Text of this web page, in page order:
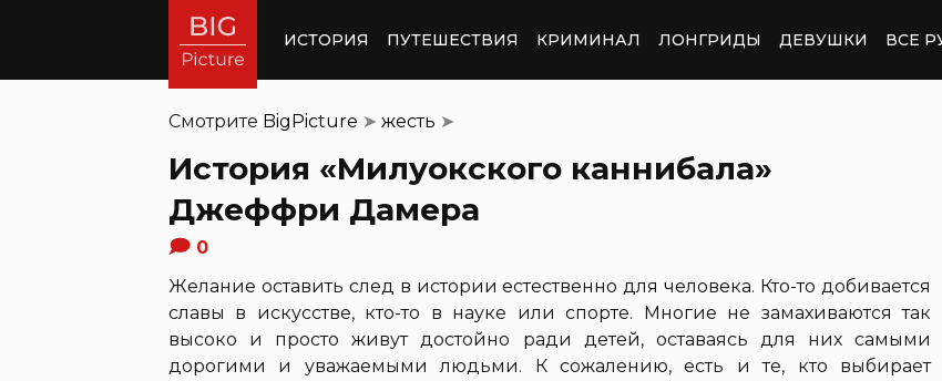
ИСТОРИЯ ПУТЕШЕСТВИЯ КРИМИНАЛ ЛОНГРИДЫ ДЕВУШКИ ВСЕ
Смотрите BigPicture ➤ жесть ➤
История «Милуокского каннибала»
Джеффри Дамера
0
Желание оставить след в истории естественно для человека. Кто-то добивается
славы в искусстве, кто-то в науке или спорте. Многие не замахиваются так
высоко и просто живут достойно ради детей, оставаясь для них самыми
дорогими и уважаемыми людьми. К сожалению, есть и те, кто выбирает